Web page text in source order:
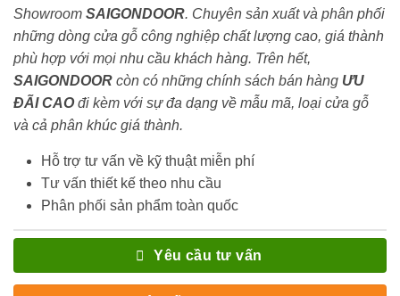
Showroom SAIGONDOOR. Chuyên sản xuất và phân phối
những dòng cửa gỗ công nghiệp chất lượng cao, giá thành
phù hợp với mọi nhu cầu khách hàng. Trên hết,
SAIGONDOOR còn có những chính sách bán hàng ƯU
ĐÃI CAOđi kèm với sự đa dạng về mẫu mã, loại cửa gỗ
và cả phân khúc giá thành.
Hỗ trợ tư vấn về kỹ thuật miễn phí
Tư vấn thiết kế theo nhu cầu
Phân phối sản phẩm toàn quốc
Yêu cầu tư vấn